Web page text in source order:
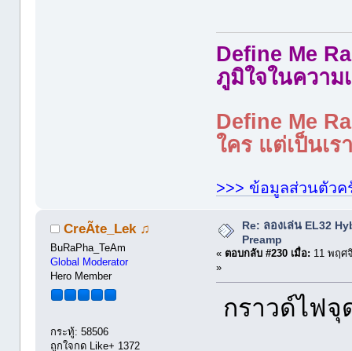
Define Me
ภูมิใจในความ
Define Me
ใคร แต่เป็นเ
>>> ข้อมูลส่วนตัวค
CreÃte_Lek ♫
BuRaPha_TeAm
Global Moderator
Hero Member
กระทู้: 58506
ถูกใจกด Like+ 1372
Re: ลองเล่น EL32
Preamp
« ตอบกลับ #230 เมื่อ: 11 พฤศ
»
กราวด์ไฟ